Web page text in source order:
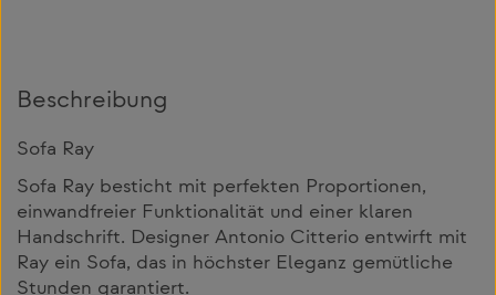
Beschreibung
Sofa Ray
Sofa Ray besticht mit perfekten Proportionen,
einwandfreier Funktionalität und einer klaren
Handschrift. Designer Antonio Citterio entwirft mit
Ray ein Sofa, das in höchster Eleganz gemütliche
Stunden garantiert.